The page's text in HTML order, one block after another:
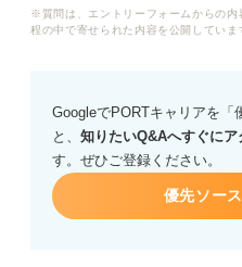
すめの質問や、社員の方に
※質問は、エントリーフォームからの
程の中で寄せられた内容を公開してい
GoogleでPORTキャリアを「
と、 知りたいQ&Aへすぐにア
す。ぜひご登録ください。
優先ソー